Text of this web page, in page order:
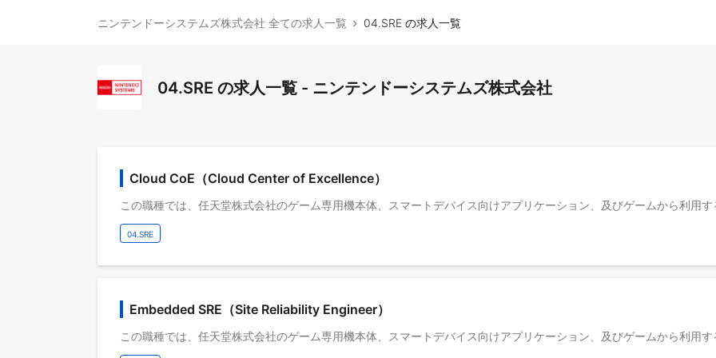
ニンテンドーシステムズ株式会社 全ての求人一覧 04.SRE の求人一覧
04.SRE の求人一覧 - ニンテンドーシステムズ株式会社
Cloud CoE（Cloud Center of Excellence）
04.SRE
Embedded SRE（Site Reliability Engineer）